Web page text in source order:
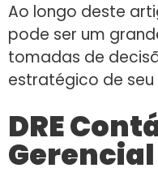
Ao longo deste
pode ser um
tomadas de
estratégico de seu
DRE
Gerencial